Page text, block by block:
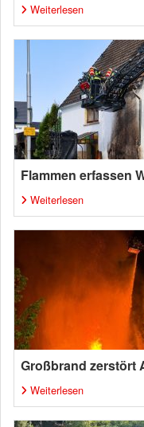
Weiterlesen
Flammen erfassen
Weiterlesen
Großbrand zerstört
Weiterlesen